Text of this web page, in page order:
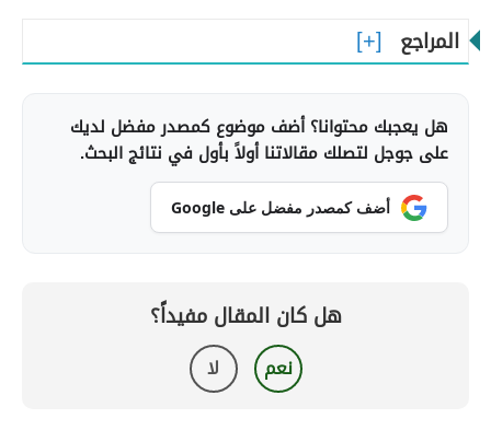
المراجع
هل يعجبك محتوانا؟ أضف موضوع كمصدر مفضل لديك
على جوجل لتصلك مقالاتنا أولاً بأول في نتائج البحث.
أضف كمصدر مفضل على Google
هل كان المقال مفيداً؟
نعم لا